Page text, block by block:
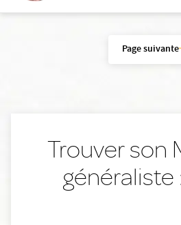
Page suivante
Trouver son
généraliste